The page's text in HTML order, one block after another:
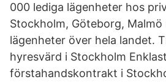
000 lediga lägenheter hos
Stockholm, Göteborg, Malmö
lägenheter över hela landet.
hyresvärd i Stockholm
förstahandskontrakt i